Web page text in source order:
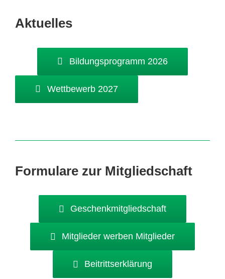
Aktuelles
Bildungsprogramm 2026
Wettbewerb 2027
Formulare zur Mitgliedschaft
Geschenkmitgliedschaft
Mitglieder werben Mitglieder
Beitrittserklärung